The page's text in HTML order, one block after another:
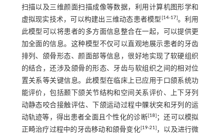
扫描以及三维颜面扫描成像等数据，利用计算机图形学和
虚拟现实技术，可以构建出三维动态患者模型[14-17]。利用
此模型可以将患者的多方面信息整合在一起，可以提供更
加全面的信息。这种模型不仅可以直观地展示患者的牙齿
排列、颌骨形态、颜面部等信息，很好地实现了软硬组织
的结合，还涉及颌骨的形态、牙齿与软组织之间的相对位
置关系等关键信息。此模型在临床上已应用于口颌系统功
能评价，包括颞下颌关节结构和空间关系评价、上下牙列
动静态咬合接触评估、下颌运动过程中髁状突和牙列的运
动轨迹等，得出患者全面且个性化的诊断[18]；还可以模拟
正畸治疗过程中的牙齿移动和颌骨变化[19-21]，以及进行微